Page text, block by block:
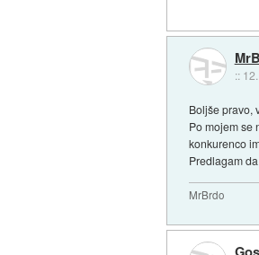
::
Boljše pravo,
Po mojem se
konkurenco
Predlagam
MrBrdo